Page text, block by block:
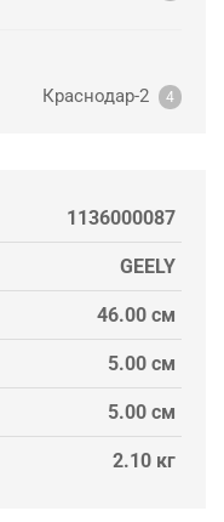
Краснодар-2 4
1136000087
GEELY
46.00 см
5.00 см
5.00 см
2.10 кг